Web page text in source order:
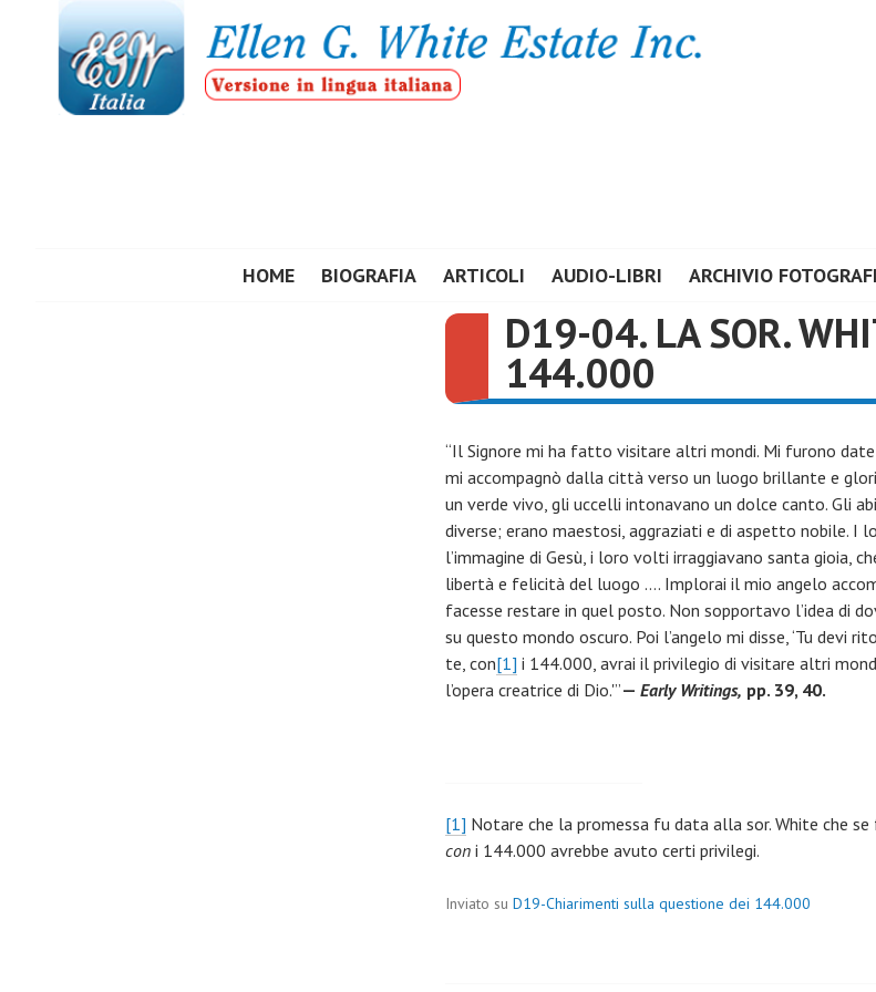
contenuto
HOME BIOGRAFIA ARTICOLI AUDIO-LIBRI ARCHIVIO
D19-04. LA SOR.
144.000
“Il Signore mi ha fatto visitare altri mondi. Mi furono
mi accompagnò dalla città verso un luogo brillante e
un verde vivo, gli uccelli intonavano un dolce canto. Gli
diverse; erano maestosi, aggraziati e di aspetto nobile. I
l’immagine di Gesù, i loro volti irraggiavano santa gioia,
libertà e felicità del luogo …. Implorai il mio angelo
facesse restare in quel posto. Non sopportavo l’idea di
su questo mondo oscuro. Poi l’angelo mi disse, ‘Tu devi
te, con[1] i 144.000, avrai il privilegio di visitare altri
l’opera creatrice di Dio.'”— Early Writings, pp. 39, 40.
[1] Notare che la promessa fu data alla sor. White che
con i 144.000 avrebbe avuto certi privilegi.
Inviato su D19-Chiarimenti sulla questione dei 144.000